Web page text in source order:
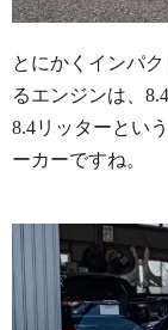
とにかくインパ
るエンジンは、
8.4リッターとい
ーカーですね。